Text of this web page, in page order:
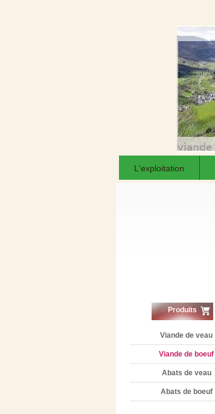
L'exploitation
Produits
Viande de veau
Viande de boeuf
Abats de veau
Abats de boeuf